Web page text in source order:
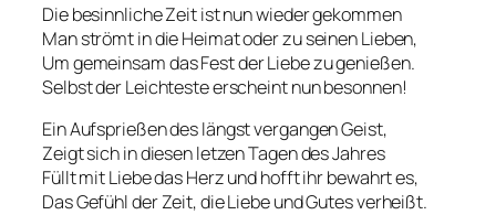
Die besinnliche Zeit ist nun wieder gekommen
Man strömt in die Heimat oder zu seinen Lieben,
Um gemeinsam das Fest der Liebe zu genießen.
Selbst der Leichteste erscheint nun besonnen!
Ein Aufsprießen des längst vergangen Geist,
Zeigt sich in diesen letzen Tagen des Jahres
Füllt mit Liebe das Herz und hofft ihr bewahrt es,
Das Gefühl der Zeit, die Liebe und Gutes verheißt.